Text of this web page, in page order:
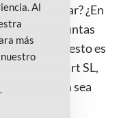
de mi hogar? ¿En
Estas preguntas
el presupuesto es
Electrosmart SL,
tu reforma sea
Al
más
.